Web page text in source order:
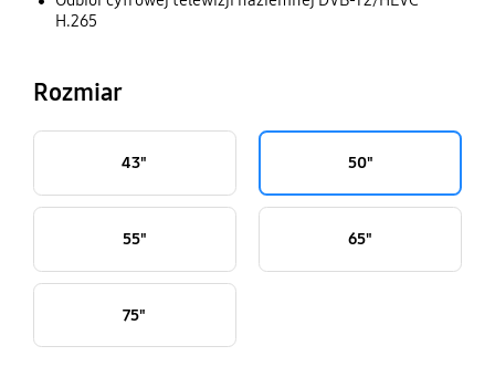
H.265
Rozmiar
43" 50"
55" 65"
75"